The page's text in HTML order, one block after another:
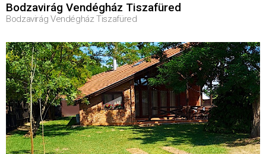
Bodzavirág Vendégház Tiszafüred
Bodzavirág Vendégház Tiszafüred